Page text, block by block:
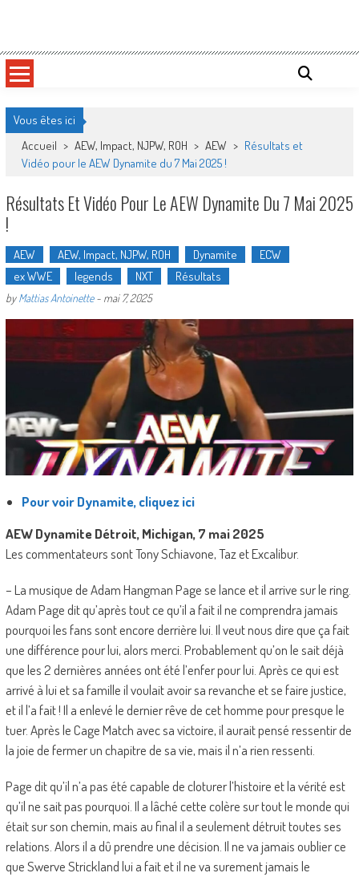
Vous êtes ici
Accueil > AEW, Impact, NJPW, ROH > AEW > Résultats et
Vidéo pour le AEW Dynamite du 7 Mai 2025 !
Résultats Et Vidéo Pour Le AEW Dynamite Du 7 Mai 2025
!
AEW AEW, Impact, NJPW, ROH Dynamite
ECW
ex WWE
legends NXT Résultats
byMattias Antoinette- mai 7, 2025
Pour voir Dynamite, cliquez ici
AEW Dynamite Détroit, Michigan, 7 mai 2025
Les commentateurs sont Tony Schiavone, Taz et Excalibur.
– La musique de Adam Hangman Page se lance et il arrive sur le ring.
Adam Page dit qu’après tout ce qu’il a fait il ne comprendra jamais
pourquoi les fans sont encore derrière lui. Il veut nous dire que ça fait
une différence pour lui, alors merci. Probablement qu’on le sait déjà
que les 2 dernières années ont été l’enfer pour lui. Après ce qui est
arrivé à lui et sa famille il voulait avoir sa revanche et se faire justice,
et il l’a fait ! Il a enlevé le dernier rêve de cet homme pour presque le
tuer. Après le Cage Match avec sa victoire, il aurait pensé ressentir de
la joie de fermer un chapitre de sa vie, mais il n’a rien ressenti.
Page dit qu’il n’a pas été capable de cloturer l’histoire et la vérité est
qu’il ne sait pas pourquoi. Il a lâché cette colère sur tout le monde qui
était sur son chemin, mais au final il a seulement détruit toutes ses
relations. Alors il a dû prendre une décision. Il ne va jamais oublier ce
que Swerve Strickland lui a fait et il ne va surement jamais le